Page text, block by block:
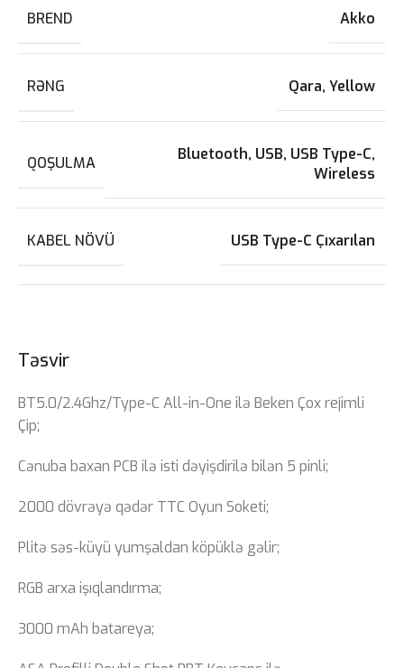
Təsvir
BT5.0/2.4Ghz/Type-C All-in-One ilə Beken Çox rejimli
Çip;
Cənuba baxan PCB ilə isti dəyişdirilə bilən 5 pinli;
2000 dövrəyə qədər TTC Oyun Soketi;
Plitə səs-küyü yumşaldan köpüklə gəlir;
RGB arxa işıqlandırma;
3000 mAh batareya;
BREND Akko
RƏNG Qara, Yellow
QOŞULMA Bluetooth, USB, USB Type-C,
Wireless
KABEL NÖVÜ USB Type-C Çıxarılan